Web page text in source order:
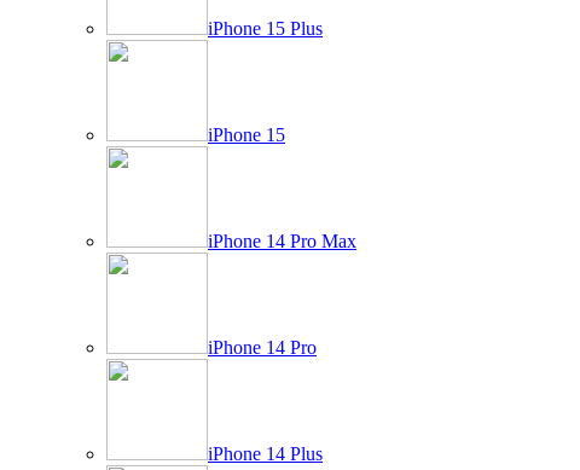
iPhone 15 Plus
iPhone 15
iPhone 14 Pro Max
iPhone 14 Pro
iPhone 14 Plus